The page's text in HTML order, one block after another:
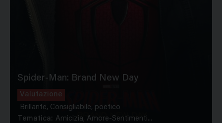
Spider-Man: Brand New Day
Valutazione
Brillante, Consigliabile, poetico
Tematica: Amicizia, Amore-Sentimenti...